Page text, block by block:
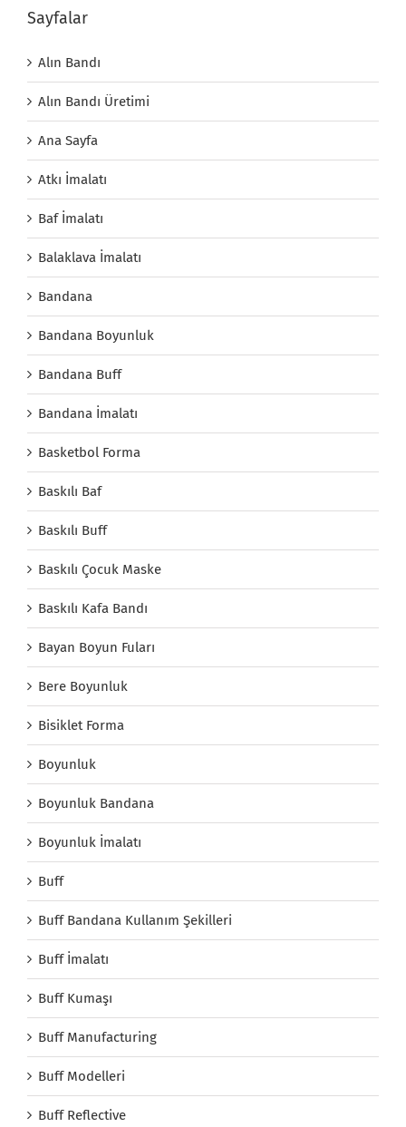
Sayfalar
Alın Bandı
Alın Bandı Üretimi
Ana Sayfa
Atkı İmalatı
Baf İmalatı
Balaklava İmalatı
Bandana
Bandana Boyunluk
Bandana Buff
Bandana İmalatı
Basketbol Forma
Baskılı Baf
Baskılı Buff
Baskılı Çocuk Maske
Baskılı Kafa Bandı
Bayan Boyun Fuları
Bere Boyunluk
Bisiklet Forma
Boyunluk
Boyunluk Bandana
Boyunluk İmalatı
Buff
Buff Bandana Kullanım Şekilleri
Buff İmalatı
Buff Kumaşı
Buff Manufacturing
Buff Modelleri
Buff Reflective